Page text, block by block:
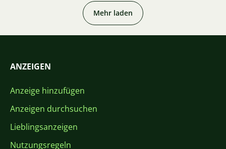
Mehr laden
ANZEIGEN
Anzeige hinzufügen
Anzeigen durchsuchen
Lieblingsanzeigen
Nutzungsregeln